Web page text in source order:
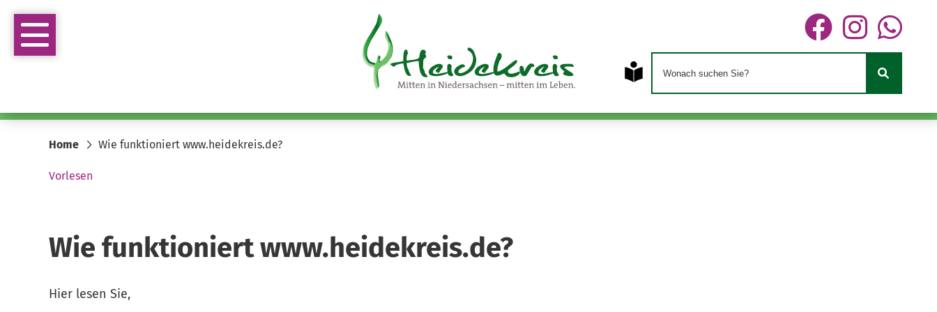
Home Wie funktioniert www.heidekreis.de?
Vorlesen
Wie funktioniert www.heidekreis.de?
Hier lesen Sie,